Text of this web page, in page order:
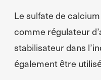
Le sulfate de
comme régulateur
stabilisateur dans
également être